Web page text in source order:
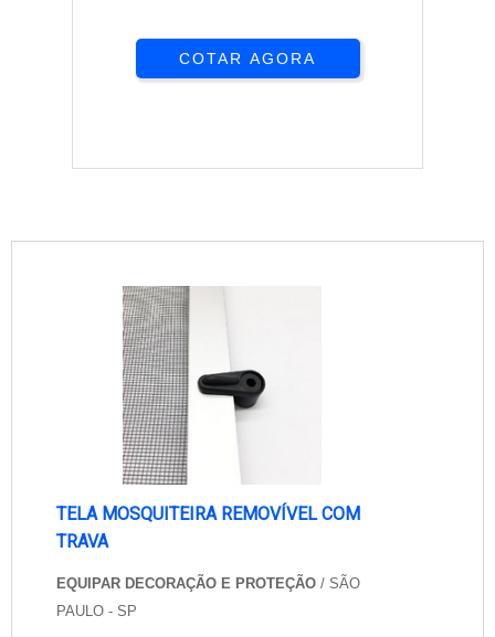
COTAR AGORA
TELA MOSQUITEIRA REMOVÍVEL COM
TRAVA
EQUIPAR DECORAÇÃO E PROTEÇÃO / SÃO
PAULO - SP